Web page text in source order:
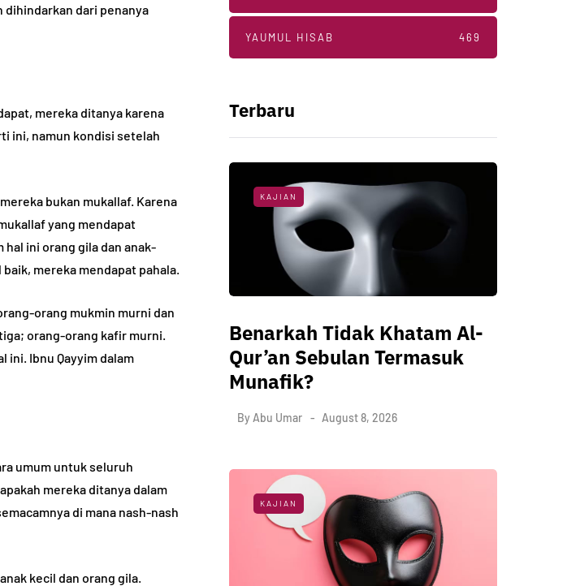
dihindarkan dari penanya
mereka ditanya karena
ini, namun kondisi setelah
bukan mukallaf. Karena
yang mendapat
ini orang gila dan anak-
mereka mendapat pahala.
orang mukmin murni dan
orang-orang kafir murni.
ini. Ibnu Qayyim dalam
umum untuk seluruh
mereka ditanya dalam
di mana nash-nash
kecil dan orang gila.
YAUMUL HISAB 469
Terbaru
KAJIAN
Benarkah Tidak Khatam Al-
Qur’an Sebulan Termasuk
Munafik?
By Abu Umar August 8, 2026
KAJIAN